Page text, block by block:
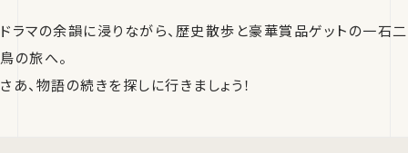
ドラマの余韻に浸りながら、歴史散歩と豪華賞品ゲットの一石二
鳥の旅へ。
さあ、物語の続きを探しに行きましょう！